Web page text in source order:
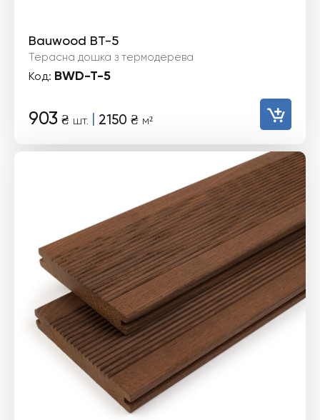
Bauwood BT-5
Терасна дошка з термодерева
Код: BWD-T-5
903 ₴ шт. | 2150 ₴ м²